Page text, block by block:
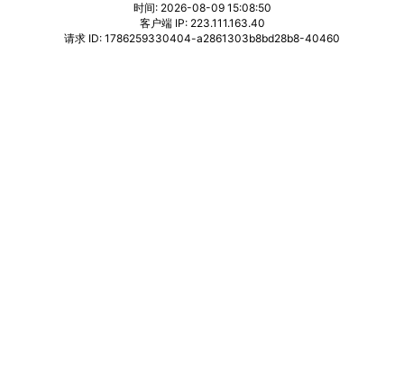
时间: 2026-08-09 15:08:50
客户端 IP: 223.111.163.40
请求 ID: 1786259330404-a2861303b8bd28b8-40460